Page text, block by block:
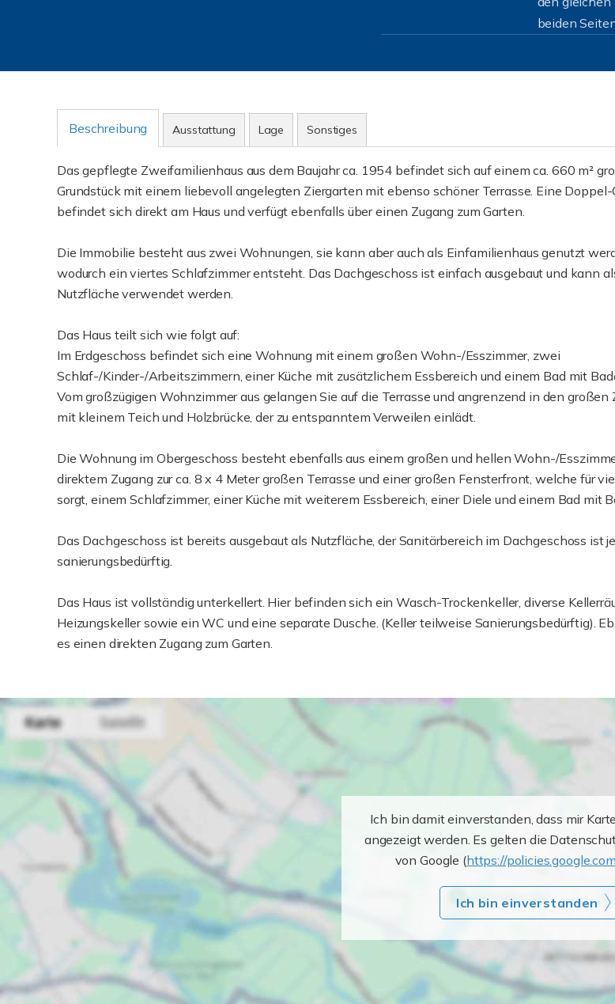
beiden
Beschreibung Ausstattung Lage Sonstiges
Das gepflegte Zweifamilienhaus aus dem Baujahr ca. 1954 befindet sich auf einem ca. 660 m²
Grundstück mit einem liebevoll angelegten Ziergarten mit ebenso schöner Terrasse. Eine Doppel-
befindet sich direkt am Haus und verfügt ebenfalls über einen Zugang zum Garten.
Die Immobilie besteht aus zwei Wohnungen, sie kann aber auch als Einfamilienhaus genutzt
wodurch ein viertes Schlafzimmer entsteht. Das Dachgeschoss ist einfach ausgebaut und kann
Nutzfläche verwendet werden.
Das Haus teilt sich wie folgt auf:
Im Erdgeschoss befindet sich eine Wohnung mit einem großen Wohn-/Esszimmer, zwei
Schlaf-/Kinder-/Arbeitszimmern, einer Küche mit zusätzlichem Essbereich und einem Bad mit
Vom großzügigen Wohnzimmer aus gelangen Sie auf die Terrasse und angrenzend in den großen
mit kleinem Teich und Holzbrücke, der zu entspanntem Verweilen einlädt.
Die Wohnung im Obergeschoss besteht ebenfalls aus einem großen und hellen Wohn-/
direktem Zugang zur ca. 8 x 4 Meter großen Terrasse und einer großen Fensterfront, welche für
sorgt, einem Schlafzimmer, einer Küche mit weiterem Essbereich, einer Diele und einem Bad mit
Das Dachgeschoss ist bereits ausgebaut als Nutzfläche, der Sanitärbereich im Dachgeschoss ist
sanierungsbedürftig.
Das Haus ist vollständig unterkellert. Hier befinden sich ein Wasch-Trockenkeller, diverse
Heizungskeller sowie ein WC und eine separate Dusche. (Keller teilweise Sanierungsbedürftig).
es einen direkten Zugang zum Garten.
Ich bin damit einverstanden, dass mir
angezeigt werden. Es gelten die
von Google (https://
Ich bin einverstanden